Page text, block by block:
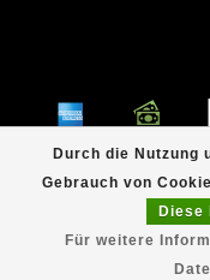
Durch die Nutzung
Gebrauch von
Diese
Für weitere
©